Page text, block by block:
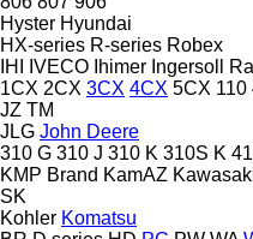
Hyster Hyundai
HX-series R-series Robex
IHI
IVECO Ihimer Ingersoll
1CX 2CX 3CX 4CX 5CX 110
JZ TM
JLG John Deere
310 G 310 J 310 K 310S K
KMP Brand KamAZ
SK
Kohler Komatsu